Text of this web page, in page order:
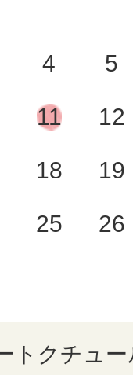
4 5
11 12
18 19
25 26
トクチュ